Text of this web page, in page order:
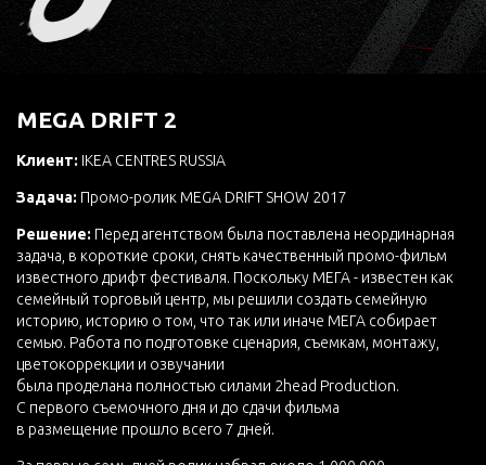
MEGA DRIFT 2
Клиент: IKEA CENTRES RUSSIA
Задача: Промо-ролик MEGA DRIFT SHOW 2017
Решение: Перед агентством была поставлена неординарная
задача, в короткие сроки, снять качественный промо-фильм
известного дрифт фестиваля. Поскольку МЕГА - известен как
семейный торговый центр, мы решили создать семейную
историю, историю о том, что так или иначе МЕГА собирает
семью. Работа по подготовке сценария, съемкам, монтажу,
цветокоррекции и озвучании
была проделана полностью силами 2head Production.
С первого съемочного дня и до сдачи фильма
в размещение прошло всего 7 дней.